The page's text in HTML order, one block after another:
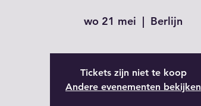
wo 21 mei
  |
Berlijn
Tickets zijn niet te koop
Andere evenementen bekijken